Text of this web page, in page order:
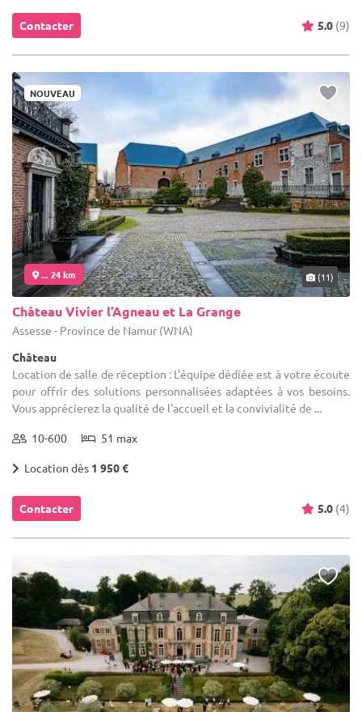
Contacter 5.0 (9)
NOUVEAU
... 24 km (11)
Château Vivier l’Agneau et La Grange
Assesse - Province de Namur (WNA)
Château
Location de salle de réception : L'équipe dédiée est à votre écoute
pour offrir des solutions personnalisées adaptées à vos besoins.
Vous apprécierez la qualité de l'accueil et la convivialité de ...
10-600 51 max
Location dès 1 950 €
Contacter 5.0 (4)